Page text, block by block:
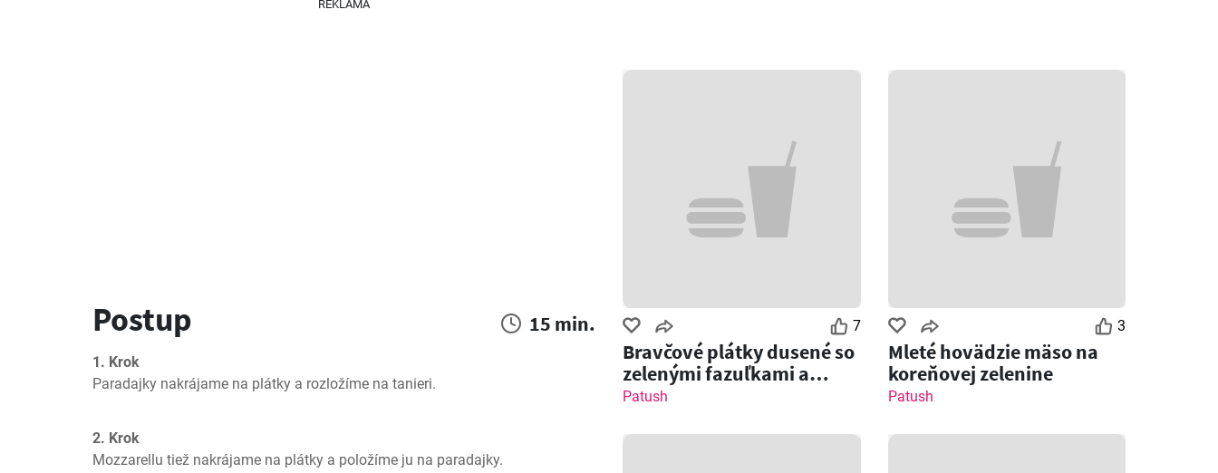
REKLAMA
Postup 15 min.
1. Krok
Paradajky nakrájame na plátky a rozložíme na tanieri.
2. Krok
Mozzarellu tiež nakrájame na plátky a položíme ju na paradajky.
7
Bravčové plátky dusené so
zelenými fazuľkami a
cícerom
Patush
3
Mleté hovädzie mäso na
koreňovej zelenine
Patush